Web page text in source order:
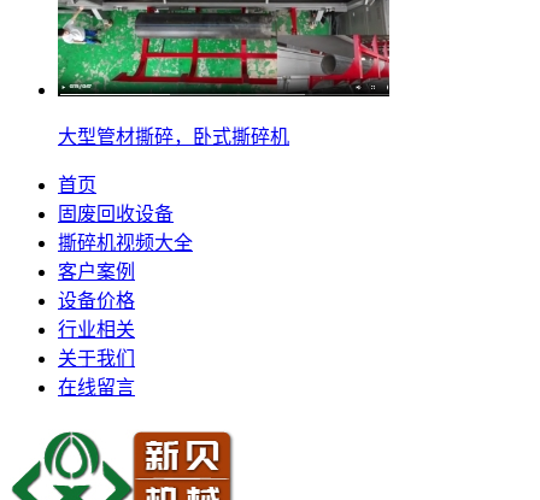
大型管材撕碎，卧式撕碎机
首页
固废回收设备
撕碎机视频大全
客户案例
设备价格
行业相关
关于我们
在线留言